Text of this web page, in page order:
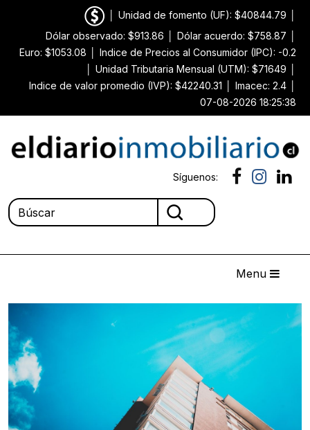
Unidad de fomento (UF): $40844.79
Dólar observado: $913.86
Dólar acuerdo: $758.87
Euro: $1053.08
Indice de Precios al Consumidor (IPC): -0.2
Unidad Tributaria Mensual (UTM): $71649
Indice de valor promedio (IVP): $42240.31
Imacec: 2.4
07-08-2026 18:25:38
Síguenos:
Menu